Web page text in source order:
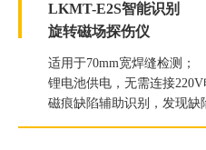
LKMT-E2S智能识别
旋转磁场探伤仪
适用于70mm宽焊缝检测；
锂电池供电，无需连接220V
磁痕缺陷辅助识别，发现缺
提升力≥186.2N（19kg）；